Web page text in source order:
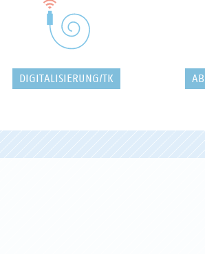
DIGITALISIERUNG/TK